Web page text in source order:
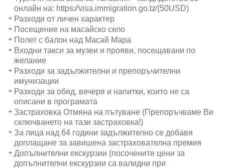
онлайн на: https:∕∕visa.immigration.go.tz∕(50USD)
Разходи от личен характер
Посещение на масайско село
Полет с балон над Масай Мара
Входни такси за музеи и прояви, посещавани по
желание
Разходи за задължителни и препоръчителни
имунизации
Разходи за обяд, вечеря и напитки, които не са
описани в програмата
Застраховка Отмяна на пътуване (Препоръчваме Ви
сключването на тази застраховка!)
За лица над 64 години задължително се добавя
доплащане за завишена застрахователна премия
Допълнителни екскурзии (посочените цени за
допълнителни екскурзии са валидни при